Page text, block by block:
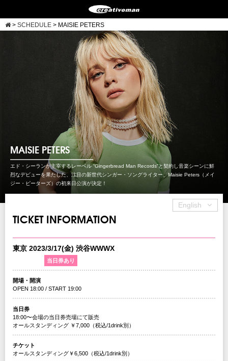
> SCHEDULE > MAISIE PETERS
MAISIE PETERS
エド・シーランが主宰するレーベル “Gingerbread Man Records”と契約し音楽シーンに鮮
烈なデビューを果たした、注目の新世代シンガー・ソングライター、Maisie Peters（メイ
ジー・ピーターズ）の初来日公演が決定！
English
TICKET INFORMATION
東京 2023/3/17(金) 渋谷WWWX
当日券あり
開場・開演
OPEN 18:00 / START 19:00
当日券
18:00〜会場の当日券売場にて販売
オールスタンディング ￥7,000（税込/1drink別）
チケット
オールスタンディング￥6,500（税込/1drink別）